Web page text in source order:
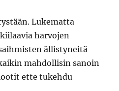
Lukematta
harvojen
ällistyneitä
mahdollisin sanoin
ette tukehdu